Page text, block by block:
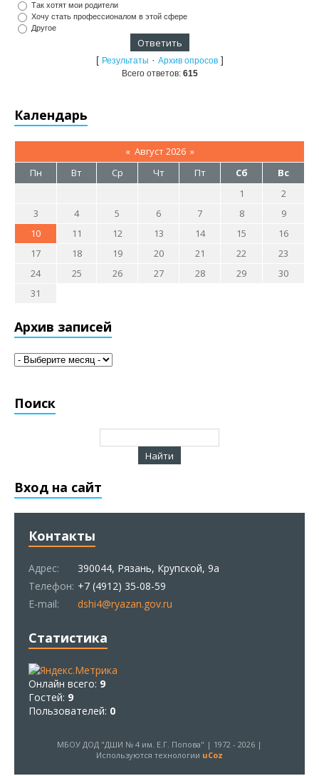
Так хотят мои родители
Хочу стать профессионалом в этой сфере
Другое
[ Результаты · Архив опросов]
Всего ответов: 615
Календарь
« Август 2026 »
Пн
Вт Ср Чт Пт Сб
Вс
1
2
3
4 5 6 7 8
9
10
11 12 13 14 15
16
17
18 19 20 21 22
23
24
25 26 27 28 29
30
31
Архив записей
Поиск
Вход на сайт
Контакты
Адрес:
390044, Рязань, Крупской, 9а
Телефон: +7 (4912) 35-08-59
E-mail:
dshi4@ryazan.gov.ru
Статистика
Онлайн всего: 9
Гостей: 9
Пользователей: 0
МБОУ ДОД "ДШИ № 4 им. Е.Г. Попова" | 1972 - 2026 |
Используются технологии uCoz